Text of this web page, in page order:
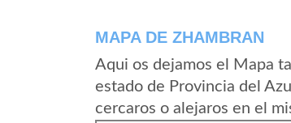
MAPA DE ZHAMBRAN
Aqui os dejamos el Mapa
estado de Provincia del
cercaros o alejaros en el